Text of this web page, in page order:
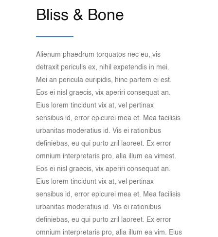
Bliss & Bone
Alienum phaedrum torquatos nec eu, vis
detraxit periculis ex, nihil expetendis in mei.
Mei an pericula euripidis, hinc partem ei est.
Eos ei nisl graecis, vix aperiri consequat an.
Eius lorem tincidunt vix at, vel pertinax
sensibus id, error epicurei mea et. Mea facilisis
urbanitas moderatius id. Vis ei rationibus
definiebas, eu qui purto zril laoreet. Ex error
omnium interpretaris pro, alia illum ea vimest.
Eos ei nisl graecis, vix aperiri consequat an.
Eius lorem tincidunt vix at, vel pertinax
sensibus id, error epicurei mea et. Mea facilisis
urbanitas moderatius id. Vis ei rationibus
definiebas, eu qui purto zril laoreet. Ex error
omnium interpretaris pro, alia illum ea vim. Eius